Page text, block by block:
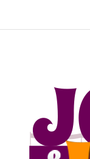
contenu